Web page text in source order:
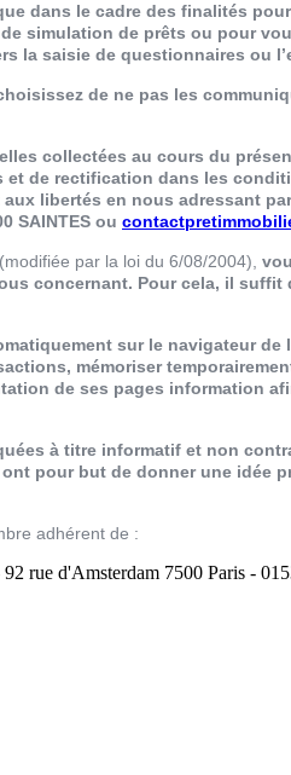
dans le cadre des finalités
simulation de prêts ou pour
la saisie de questionnaires ou
de ne pas les
collectées au cours du
et de rectification dans les
libertés en nous adressant
SAINTES ou
(modifiée par la loi du 6/08/2004),
concernant. Pour cela, il suffit
sur le navigateur de
mémoriser
de ses pages information
à titre informatif et non
ont pour but de donner une idée
adhérent de :
rue d'Amsterdam 7500 Paris -